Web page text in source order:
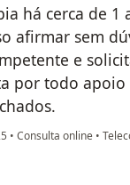
há cerca de 1
afirmar sem
e
por todo apoio
• Consulta online •
Barcarolo